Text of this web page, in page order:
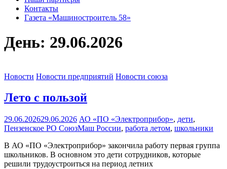
Контакты
Газета «Машиностроитель 58»
День: 29.06.2026
Новости Новости предприятий Новости союза
Лето с пользой
29.06.202629.06.2026 АО «ПО «Электроприбор», дети,
Пензенское РО СоюзМаш России, работа летом, школьники
В АО «ПО «Электроприбор» закончила работу первая группа
школьников. В основном это дети сотрудников, которые
решили трудоустроиться на период летних